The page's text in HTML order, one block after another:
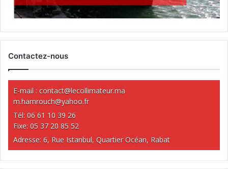
Contactez-nous
E-mail : contact@lecollimateur.ma
m.hamrouch@yahoo.fr
Tél: 06 61 10 39 26
Fixe: 05 37 20 85 52
Adresse: 6, Rue Istanbul, Quartier Océan, Rabat